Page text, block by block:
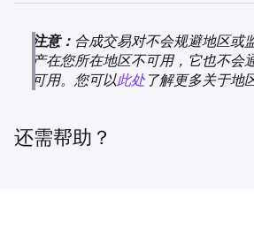
在价格范围内具有足够的流动性时，
注意：合成交易对上的市价订单和限
费，因为合成订单不会停留在订单簿
实际上产生的点差比原生订单簿更小
或不存在的长尾资产而言，这种优势
深度原生订单簿的高交易量交易对，
合成路径更优惠的价格。
200 美元购买 1,000 DOGE。然后以
佳买价在 SOL/USD 上出售 SOL，需
由此产生的 DOGE/SOL 交易以每
吃单费为 10 个基点，费用为 0.001
可用交易对
10,000+
注意： 合成交易对不会规避地区或
产在您所在地区不可用，它也不会
可用。您可以此处了解更多关于地
还需帮助？